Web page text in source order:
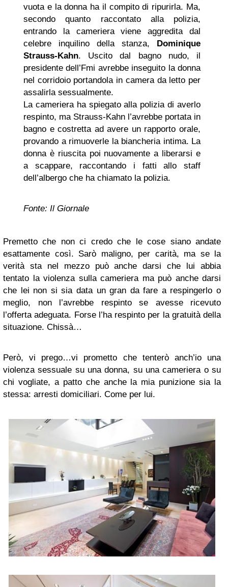
vuota e la donna ha il compito di ripurirla. Ma,
secondo quanto raccontato alla polizia,
entrando la cameriera viene aggredita dal
celebre inquilino della stanza, Dominique
Strauss-Kahn. Uscito dal bagno nudo, il
presidente dell’Fmi avrebbe inseguito la donna
nel corridoio portandola in camera da letto per
assalirla sessualmente.
La cameriera ha spiegato alla polizia di averlo
respinto, ma Strauss-Kahn l’avrebbe portata in
bagno e costretta ad avere un rapporto orale,
provando a rimuoverle la biancheria intima. La
donna è riuscita poi nuovamente a liberarsi e
a scappare, raccontando i fatti allo staff
dell’albergo che ha chiamato la polizia.
Fonte: Il Giornale
Premetto che non ci credo che le cose siano andate
esattamente così. Sarò maligno, per carità, ma se la
verità sta nel mezzo può anche darsi che lui abbia
tentato la violenza sulla cameriera ma può anche darsi
che lei non si sia data un gran da fare a respingerlo o
meglio, non l’avrebbe respinto se avesse ricevuto
l’offerta adeguata. Forse l’ha respinto per la gratuità della
situazione. Chissà…
Però, vi prego…vi prometto che tenterò anch’io una
violenza sessuale su una donna, su una cameriera o su
chi vogliate, a patto che anche la mia punizione sia la
stessa: arresti domiciliari. Come per lui.